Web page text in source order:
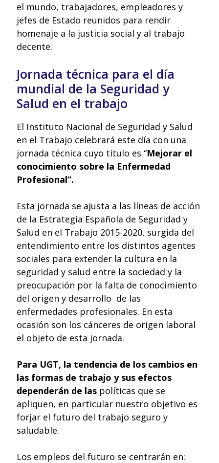
el mundo, trabajadores, empleadores y
jefes de Estado reunidos para rendir
homenaje a la justicia social y al trabajo
decente.
Jornada técnica para el día
mundial de la Seguridad y
Salud en el trabajo
El Instituto Nacional de Seguridad y Salud
en el Trabajo celebrará este día con una
jornada técnica cuyo título es “Mejorar el
conocimiento sobre la Enfermedad
Profesional”.
Esta jornada se ajusta a las líneas de acción
de la Estrategia Española de Seguridad y
Salud en el Trabajo 2015-2020, surgida del
entendimiento entre los distintos agentes
sociales para extender la cultura en la
seguridad y salud entre la sociedad y la
preocupación por la falta de conocimiento
del origen y desarrollo de las
enfermedades profesionales. En esta
ocasión son los cánceres de origen laboral
el objeto de esta jornada.
Para UGT, la tendencia de los cambios en
las formas de trabajo y sus efectos
dependerán de las políticas que se
apliquen, en particular nuestro objetivo es
forjar el futuro del trabajo seguro y
saludable.
Los empleos del futuro se centrarán en: